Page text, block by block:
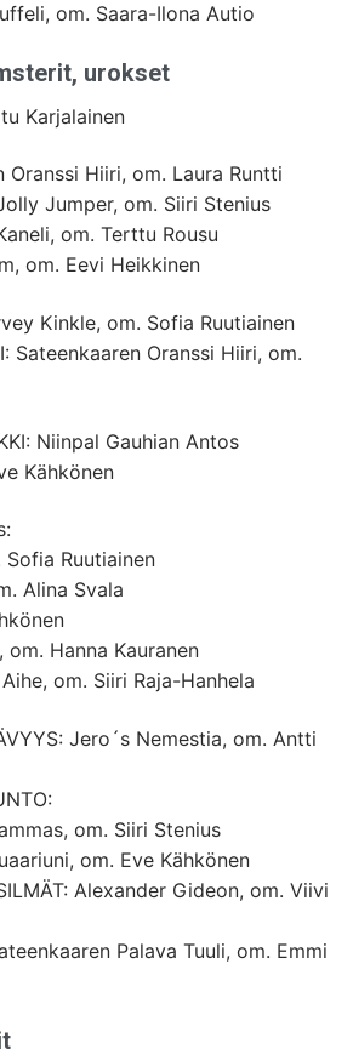
om. Saara-Ilona Autio
urokset
Karjalainen
Oranssi Hiiri, om. Laura Runtti
Jumper, om. Siiri Stenius
om. Terttu Rousu
om. Eevi Heikkinen
Kinkle, om. Sofia Ruutiainen
Sateenkaaren Oranssi Hiiri, om.
Niinpal Gauhian Antos
Kähkönen
Ruutiainen
Alina Svala
om. Hanna Kauranen
om. Siiri Raja-Hanhela
Jero´s Nemestia, om. Antti
om. Siiri Stenius
om. Eve Kähkönen
Alexander Gideon, om. Viivi
Palava Tuuli, om. Emmi